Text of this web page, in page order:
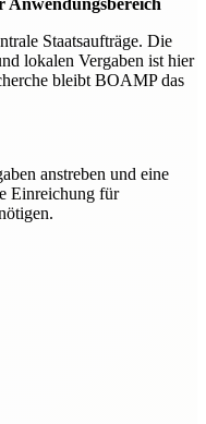
Staatsaufträge. Die
lokalen Vergaben ist hier
bleibt BOAMP das
anstreben und eine
Einreichung für